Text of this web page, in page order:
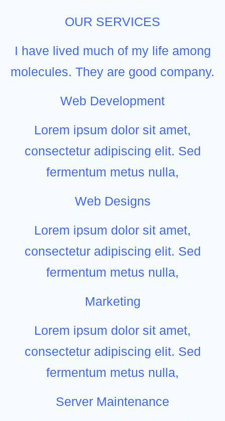
OUR SERVICES
I have lived much of my life among
molecules. They are good company.
Web Development
Lorem ipsum dolor sit amet,
consectetur adipiscing elit. Sed
fermentum metus nulla,
Web Designs
Lorem ipsum dolor sit amet,
consectetur adipiscing elit. Sed
fermentum metus nulla,
Marketing
Lorem ipsum dolor sit amet,
consectetur adipiscing elit. Sed
fermentum metus nulla,
Server Maintenance